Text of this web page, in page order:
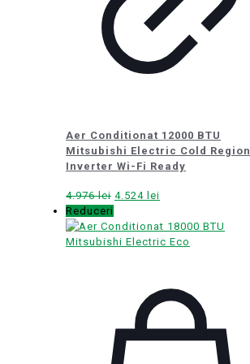
Aer Conditionat 12000 BTU
Mitsubishi Electric Cold Region
Inverter Wi-Fi Ready
4.976lei Prețul
a
fost:
4.524 lei
este:
4.524 lei.
Reduceri